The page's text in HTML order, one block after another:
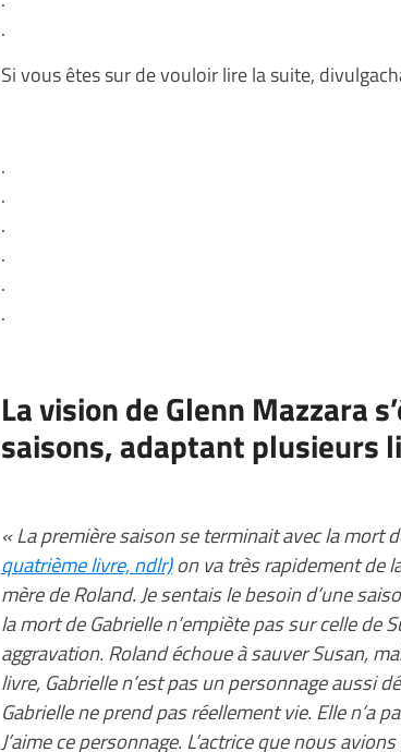
.
Si vous êtes sur de vouloir lire la suite,
.
.
.
.
.
.
La vision de Glenn Mazzara
saisons, adaptant plusieurs
« La première saison se terminait avec la mort
quatrième livre, ndlr)on va très rapidement de
mère de Roland. Je sentais le besoin d’une
la mort de Gabrielle n’empiète pas sur celle de
aggravation. Roland échoue à sauver Susan,
livre, Gabrielle n’est pas un personnage aussi
Gabrielle ne prend pas réellement vie. Elle n’a
J’aime ce personnage. L’actrice que nous